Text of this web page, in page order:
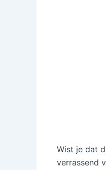
Wist je dat
verrassend